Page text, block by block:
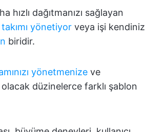
hızlı dağıtmanızı sağlayan
yönetiyor veya işi kendiniz
biridir.
yönetmenize ve
olacak düzinelerce farklı şablon